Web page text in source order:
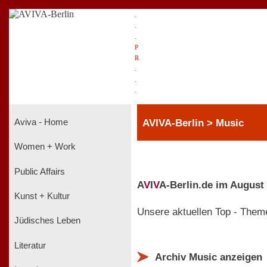
P
R
Aviva - Home
Women + Work
Public Affairs
Kunst + Kultur
Jüdisches Leben
Literatur
AVIVA-Berlin > Music
AVIVA-Berlin.de im August
Unsere aktuellen Top -
Archiv Music anzeigen